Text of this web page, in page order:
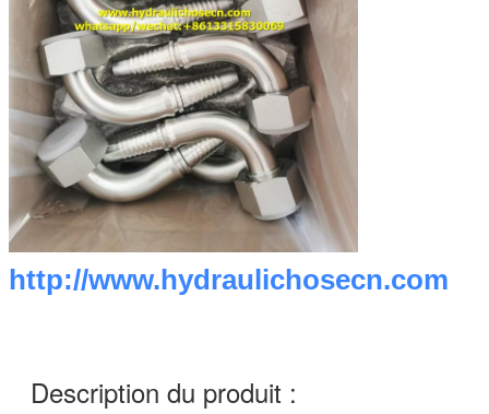
http://www.hydraulichosecn.com
Description du produit :